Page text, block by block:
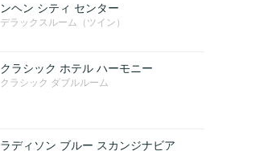
ンヘン シティ センター
デラックスルーム（ツイン）
クラシック ホテル ハーモニー
クラシック ダブルルーム
ラディソン ブルー スカンジナビア